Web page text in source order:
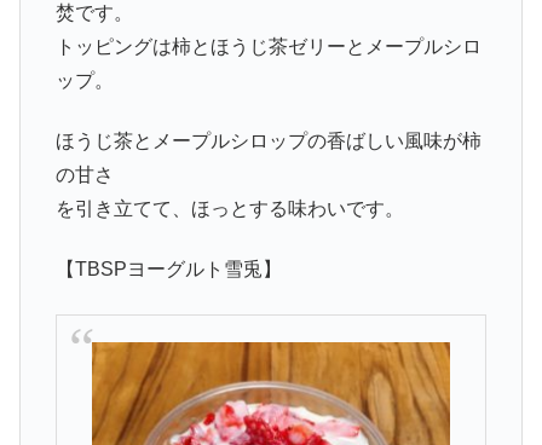
焚です。
トッピングは柿とほうじ茶ゼリーとメープルシロ
ップ。
ほうじ茶とメープルシロップの香ばしい風味が柿
の甘さ
を引き立てて、ほっとする味わいです。
【TBSPヨーグルト雪兎】